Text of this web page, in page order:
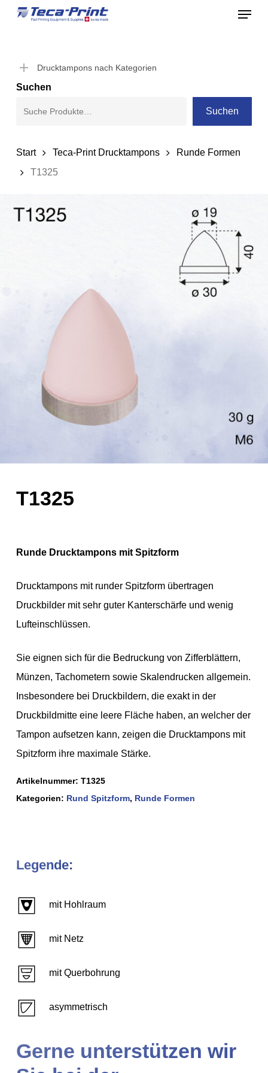
Skip
content
Menu
Drucktampons nach Kategorien
Suchen
Suchen
Start Teca-Print Drucktampons
Runde Formen
T1325
T1325
Runde Drucktampons mit Spitzform
Drucktampons mit runder Spitzform übertragen
Druckbilder mit sehr guter Kanterschärfe und wenig
Lufteinschlüssen.
Sie eignen sich für die Bedruckung von Zifferblättern,
Münzen, Tachometern sowie Skalendrucken allgemein.
Insbesondere bei Druckbildern, die exakt in der
Druckbildmitte eine leere Fläche haben, an welcher der
Tampon aufsetzen kann, zeigen die Drucktampons mit
Spitzform ihre maximale Stärke.
Artikelnummer: T1325
Kategorien: Rund Spitzform, Runde Formen
Legende:
mit Hohlraum
mit Netz
mit Querbohrung
asymmetrisch
Gerne unterstützen wir